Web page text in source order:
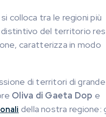
colloca tra le regioni più
distintivo del territorio
caratterizza in modo
di territori di grande
Oliva di Gaeta Dop e
della nostra regione: